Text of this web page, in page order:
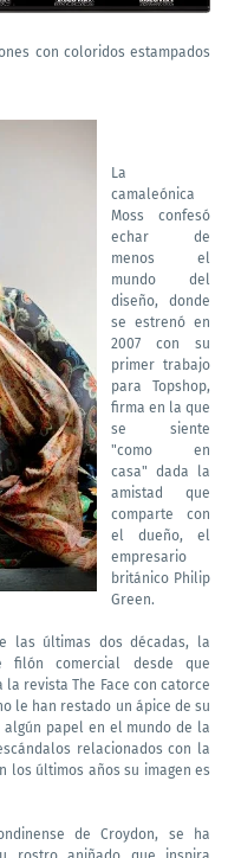
con coloridos estampados
La
camaleónica
Moss confesó
echar de
menos el
mundo del
diseño, donde
se estrenó en
2007 con su
primer trabajo
para Topshop,
firma en la que
se siente
"como en
casa" dada la
amistad que
comparte con
el dueño, el
empresario
británico Philip
Green.
las últimas dos décadas, la
filón comercial desde que
revista The Face con catorce
le han restado un ápice de su
algún papel en el mundo de la
relacionados con la
los últimos años su imagen es
de Croydon, se ha